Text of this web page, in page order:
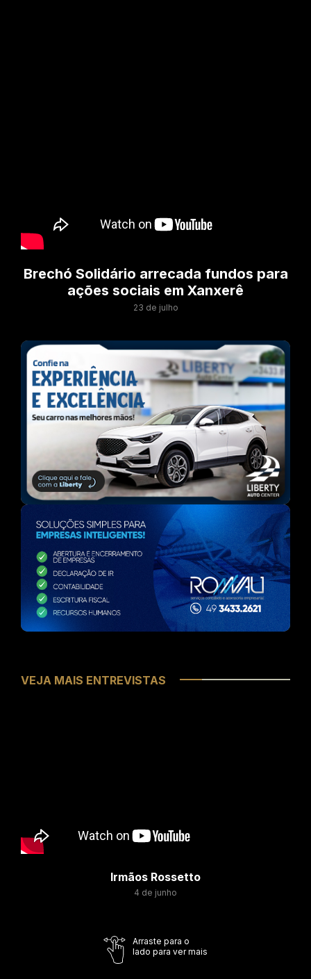
Brechó Solidário arrecada fundos para
ações sociais em Xanxerê
23 de julho
VEJA MAIS ENTREVISTAS
Irmãos Rossetto
4 de junho
Arraste para o
lado para ver mais